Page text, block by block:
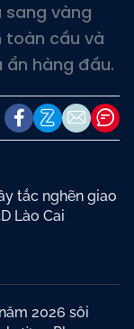
sang vàng
toàn cầu và
hàng đầu.
tắc nghẽn giao
Lào Cai
2026 sôi